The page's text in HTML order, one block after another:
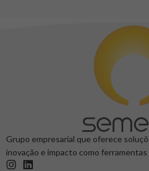
Grupo empresarial que oferece
inovação e impacto como